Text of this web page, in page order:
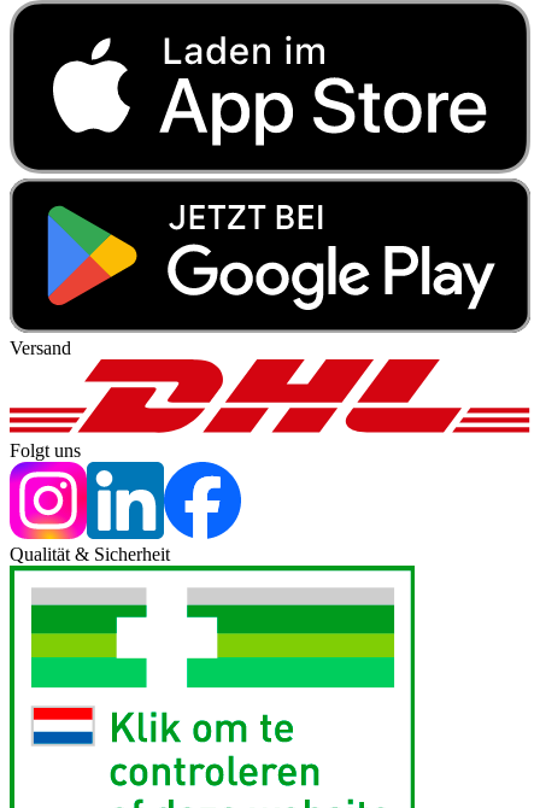
Versand
Folgt uns
Qualität & Sicherheit